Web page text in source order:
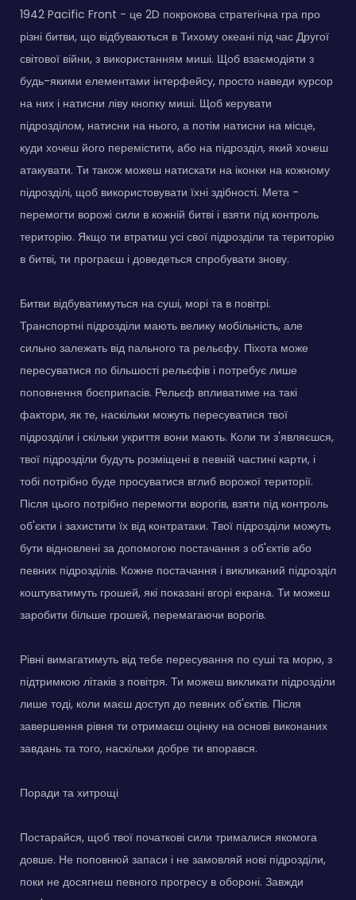
1942 Pacific Front - це 2D покрокова стратегічна гра про
різні битви, що відбуваються в Тихому океані під час Другої
світової війни, з використанням миші. Щоб взаємодіяти з
будь-якими елементами інтерфейсу, просто наведи курсор
на них і натисни ліву кнопку миші. Щоб керувати
підрозділом, натисни на нього, а потім натисни на місце,
куди хочеш його перемістити, або на підрозділ, який хочеш
атакувати. Ти також можеш натискати на іконки на кожному
підрозділі, щоб використовувати їхні здібності. Мета -
перемогти ворожі сили в кожній битві і взяти під контроль
територію. Якщо ти втратиш усі свої підрозділи та територію
в битві, ти програєш і доведеться спробувати знову.
Битви відбуватимуться на суші, морі та в повітрі.
Транспортні підрозділи мають велику мобільність, але
сильно залежать від пального та рельєфу. Піхота може
пересуватися по більшості рельєфів і потребує лише
поповнення боєприпасів. Рельєф впливатиме на такі
фактори, як те, наскільки можуть пересуватися твої
підрозділи і скільки укриття вони мають. Коли ти з'являєшся,
твої підрозділи будуть розміщені в певній частині карти, і
тобі потрібно буде просуватися вглиб ворожої території.
Після цього потрібно перемогти ворогів, взяти під контроль
об'єкти і захистити їх від контратаки. Твої підрозділи можуть
бути відновлені за допомогою постачання з об'єктів або
певних підрозділів. Кожне постачання і викликаний підрозділ
коштуватимуть грошей, які показані вгорі екрана. Ти можеш
заробити більше грошей, перемагаючи ворогів.
Рівні вимагатимуть від тебе пересування по суші та морю, з
підтримкою літаків з повітря. Ти можеш викликати підрозділи
лише тоді, коли маєш доступ до певних об'єктів. Після
завершення рівня ти отримаєш оцінку на основі виконаних
завдань та того, наскільки добре ти впорався.
Поради та хитрощі
Постарайся, щоб твої початкові сили трималися якомога
довше. Не поповнюй запаси і не замовляй нові підрозділи,
поки не досягнеш певного прогресу в обороні. Завжди